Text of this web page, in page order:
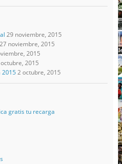
29 noviembre, 2015
27 noviembre, 2015
2015
2015
2015 2 octubre, 2015
gratis tu recarga